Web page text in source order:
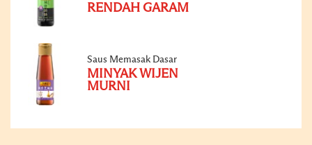
RENDAH GARAM
Saus Memasak Dasar
MINYAK WIJEN
MURNI